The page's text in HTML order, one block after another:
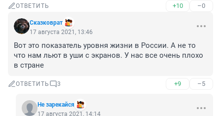
ОТВЕТИТЬ +10 –0
Сказковрат
17 августа 2021, 13:46
Вот это показатель уровня жизни в России. А не то
что нам льют в уши с экранов. У нас все очень плохо
в стране
ОТВЕТИТЬ 3 +9 –5
Не зарекайся
17 августа 2021, 14:14